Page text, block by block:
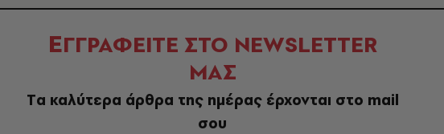
ΕΓΓΡΑΦΕΙΤΕ ΣΤΟ NEWSLETTER
ΜΑΣ
Tα καλύτερα άρθρα της ημέρας έρχονται στο mail
σου